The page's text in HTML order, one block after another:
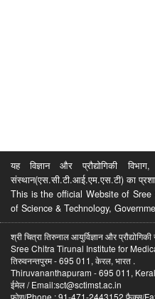
यह विज्ञान और प्रौद्योगिकी
संस्थान(एस.सी.टी.आई.एम.एस.टी) का
This is the official Website of
of Science & Technology,
श्री चित्रा तिरुनाल आयुर्विज्ञान और
Sree Chitra Tirunal Institute for
तिरुवनन्तपुरम - 695 011, केरल, भारत .
Thiruvananthapuram - 695 011,
ईमेल / Email:sct@sctimst.ac.in
फोण/Phone : 91-471-2443152 फैक्स/